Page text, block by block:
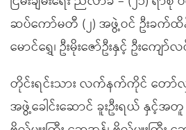
ဆပ်ကော်မတီ (၂) အဖွဲ့ဝင် ဦးခက်ထိန်
မောင်ရွှေ၊ ဦးမိုးဇော်ဦးနှင့် ဦးကျေ
တိုင်းရင်းသား လက်နက်ကိုင် တော်
အဖွဲ့ခေါင်းဆောင် ခူးဦးရယ် နှင့်အ